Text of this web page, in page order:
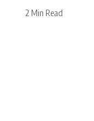
2 Min Read